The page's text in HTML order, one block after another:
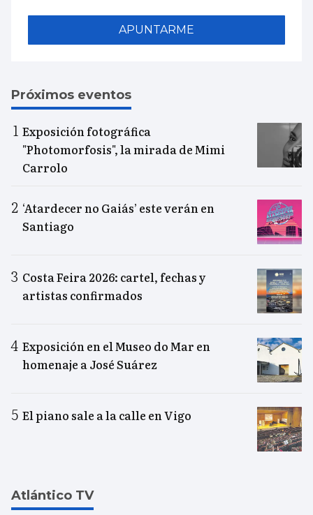
APUNTARME
Próximos eventos
Exposición fotográfica
"Photomorfosis", la mirada de Mimi
Carrolo
‘Atardecer no Gaiás’ este verán en
Santiago
Costa Feira 2026: cartel, fechas y
artistas confirmados
Exposición en el Museo do Mar en
homenaje a José Suárez
El piano sale a la calle en Vigo
Atlántico TV